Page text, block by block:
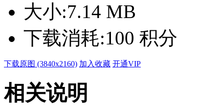
大小:7.14 MB
下载消耗:100 积分
下载原图 (3840x2160) 加入收藏 开通VIP
相关说明